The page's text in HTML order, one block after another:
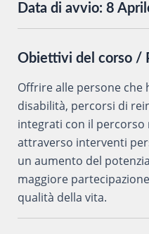
Data di avvio: 8
Obiettivi del corso /
Offrire alle persone che
disabilità, percorsi di
integrati con il percorso
attraverso interventi
un aumento del
maggiore
qualità della vita.